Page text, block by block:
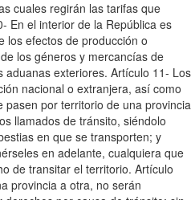
cuales regirán las tarifas que
En el interior de la República es
los efectos de producción o
los géneros y mercancías de
aduanas exteriores. Artículo 11- Los
nacional o extranjera, así como
pasen por territorio de una provincia
llamados de tránsito, siéndolo
en que se transporten; y
en adelante, cualquiera que
de transitar el territorio. Artículo
provincia a otra, no serán